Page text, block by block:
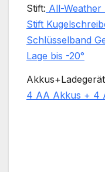
Stift: All-
Stift
Schlüsselband
Lage bis -20°
4 AA Akkus + 4